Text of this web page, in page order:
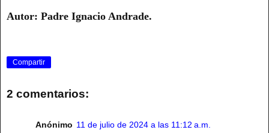
Autor: Padre Ignacio Andrade.
Compartir
2 comentarios:
Anónimo 11 de julio de 2024 a las 11:12 a.m.